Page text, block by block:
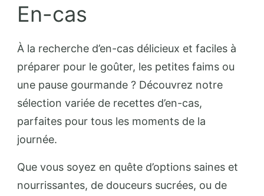
En-cas
À la recherche d’en-cas délicieux et faciles à
préparer pour le goûter, les petites faims ou
une pause gourmande ? Découvrez notre
sélection variée de recettes d’en-cas,
parfaites pour tous les moments de la
journée.
Que vous soyez en quête d’options saines et
nourrissantes, de douceurs sucrées, ou de